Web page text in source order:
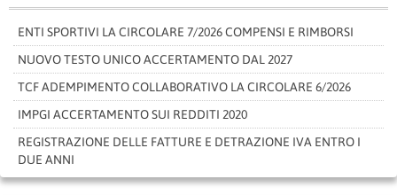
ENTI SPORTIVI LA CIRCOLARE 7/2026 COMPENSI E RIMBORSI
NUOVO TESTO UNICO ACCERTAMENTO DAL 2027
TCF ADEMPIMENTO COLLABORATIVO LA CIRCOLARE 6/2026
IMPGI ACCERTAMENTO SUI REDDITI 2020
REGISTRAZIONE DELLE FATTURE E DETRAZIONE IVA ENTRO I
DUE ANNI